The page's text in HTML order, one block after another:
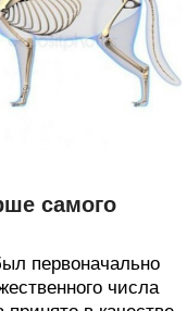
самого
первоначально
числа